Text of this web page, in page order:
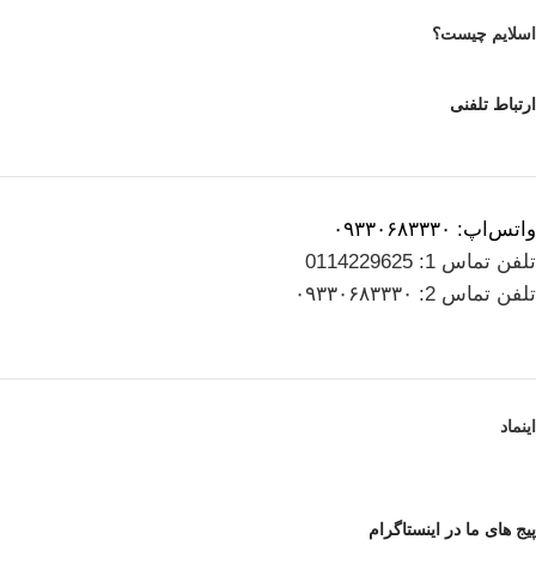
اسلایم چیست؟
ارتباط تلفنی
واتس‌اپ: ۰۹۳۳۰۶۸۳۳۳۰
تلفن تماس 1: 0114229625
تلفن تماس 2: ۰۹۳۳۰۶۸۳۳۳۰
اینماد
پیج های ما در اینستاگرام